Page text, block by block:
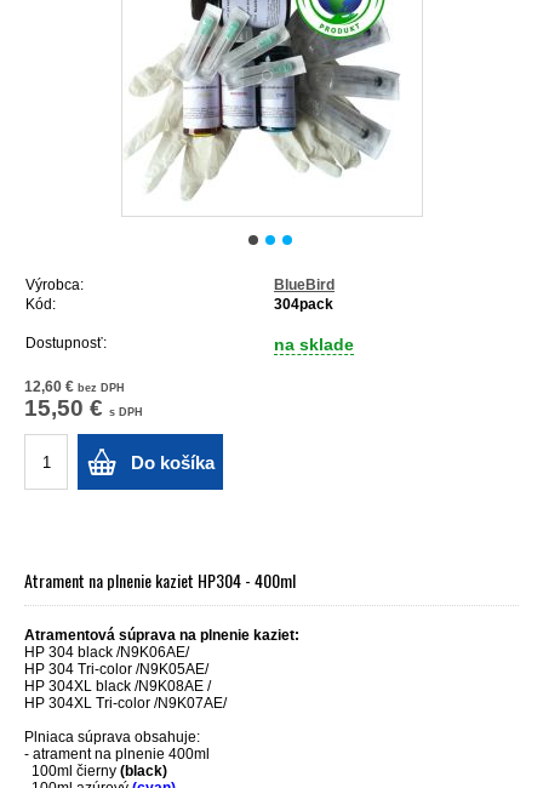
Výrobca:
BlueBird
Kód:
304pack
Dostupnosť: na sklade
12,60 € bez DPH
15,50 € s DPH
Do košíka
Atrament na plnenie kaziet HP304 - 400ml
Atramentová súprava na plnenie kaziet:
HP 304 black /N9K06AE/
HP 304 Tri-color /N9K05AE/
HP 304XL black /N9K08AE /
HP 304XL Tri-color /N9K07AE/
Plniaca súprava obsahuje:
- atrament na plnenie 400ml
100ml čierny (black)